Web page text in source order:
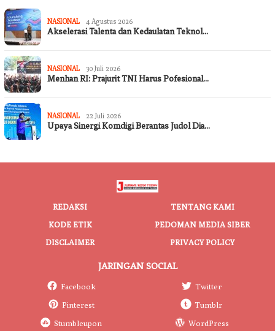
NASIONAL 4 Agustus 2026
Akselerasi Talenta dan Kedaulatan Teknol…
NASIONAL 30 Juli 2026
Menhan RI: Prajurit TNI Harus Pofesional…
NASIONAL 22 Juli 2026
Upaya Sinergi Komdigi Berantas Judol Dia…
REDAKSI
TENTANG KAMI
KODE ETIK
PEDOMAN MEDIA SIBER
DISCLAIMER
PRIVACY POLICY
JARINGAN SOCIAL
Facebook
Twitter
Pinterest
Tumblr
Stumbleupon
WordPress